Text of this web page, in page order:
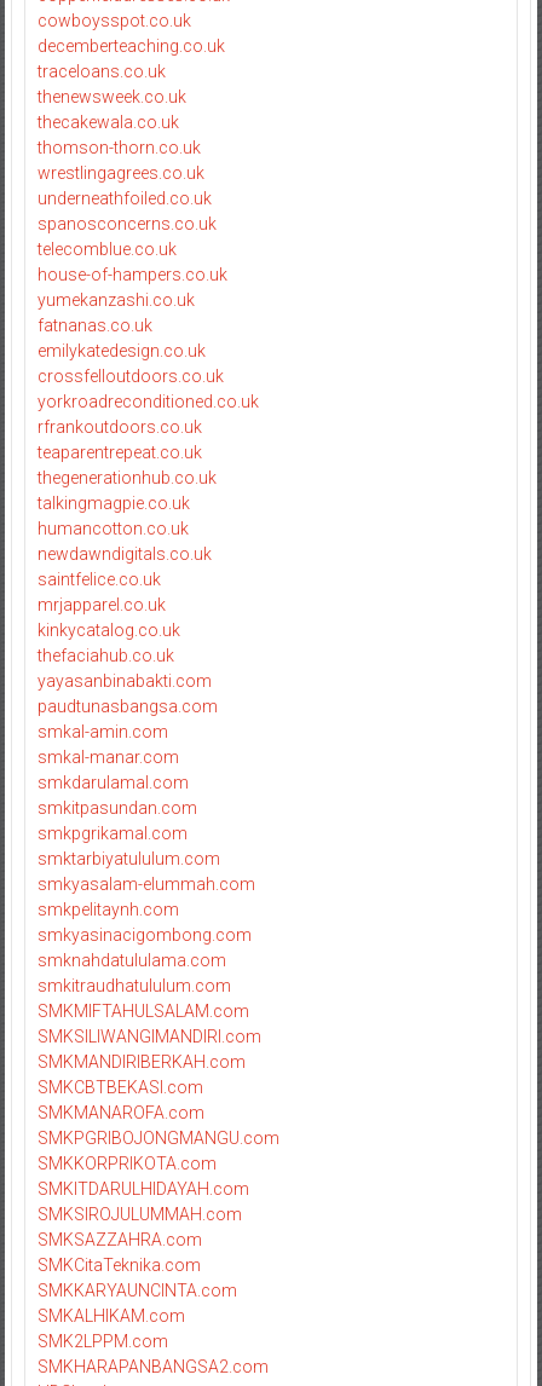
cowboysspot.co.uk
decemberteaching.co.uk
traceloans.co.uk
thenewsweek.co.uk
thecakewala.co.uk
thomson-thorn.co.uk
wrestlingagrees.co.uk
underneathfoiled.co.uk
spanosconcerns.co.uk
telecomblue.co.uk
house-of-hampers.co.uk
yumekanzashi.co.uk
fatnanas.co.uk
emilykatedesign.co.uk
crossfelloutdoors.co.uk
yorkroadreconditioned.co.uk
rfrankoutdoors.co.uk
teaparentrepeat.co.uk
thegenerationhub.co.uk
talkingmagpie.co.uk
humancotton.co.uk
newdawndigitals.co.uk
saintfelice.co.uk
mrjapparel.co.uk
kinkycatalog.co.uk
thefaciahub.co.uk
yayasanbinabakti.com
paudtunasbangsa.com
smkal-amin.com
smkal-manar.com
smkdarulamal.com
smkitpasundan.com
smkpgrikamal.com
smktarbiyatululum.com
smkyasalam-elummah.com
smkpelitaynh.com
smkyasinacigombong.com
smknahdatululama.com
smkitraudhatululum.com
SMKMIFTAHULSALAM.com
SMKSILIWANGIMANDIRI.com
SMKMANDIRIBERKAH.com
SMKCBTBEKASI.com
SMKMANAROFA.com
SMKPGRIBOJONGMANGU.com
SMKKORPRIKOTA.com
SMKITDARULHIDAYAH.com
SMKSIROJULUMMAH.com
SMKSAZZAHRA.com
SMKCitaTeknika.com
SMKKARYAUNCINTA.com
SMKALHIKAM.com
SMK2LPPM.com
SMKHARAPANBANGSA2.com